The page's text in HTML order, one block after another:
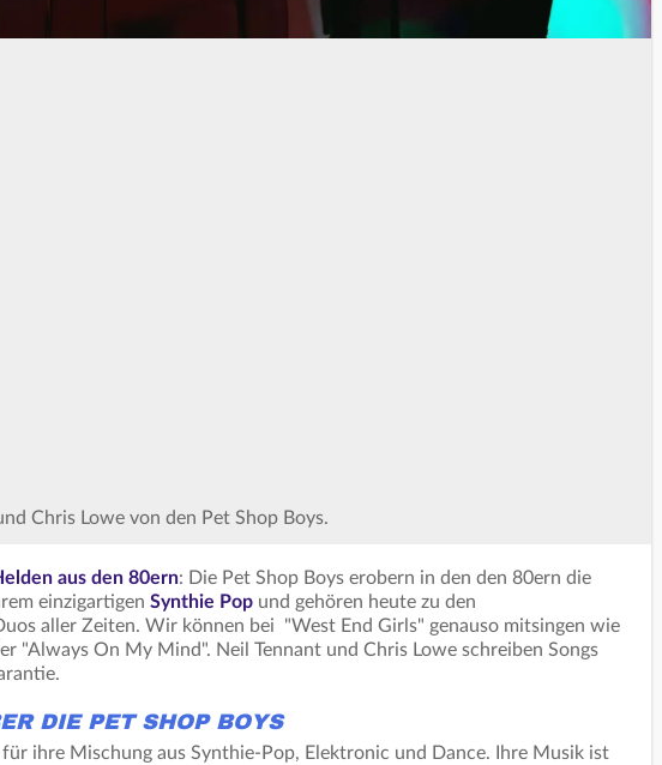
Chris Lowe von den Pet Shop Boys.
aus den 80ern: Die Pet Shop Boys erobern in den den 80ern die
einzigartigen Synthie Pop und gehören heute zu den
aller Zeiten. Wir können bei "West End Girls" genauso mitsingen wie
"Always On My Mind". Neil Tennant und Chris Lowe schreiben Songs
DIE PET SHOP BOYS
ihre Mischung aus Synthie-Pop, Elektronic und Dance. Ihre Musik ist